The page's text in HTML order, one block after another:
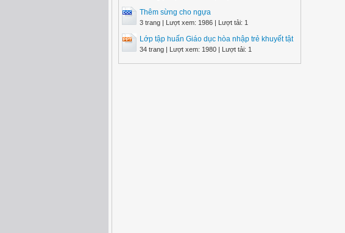
Thêm sừng cho ngựa
3 trang | Lượt xem: 1986 | Lượt tải: 1
Lớp tập huấn Giáo dục hòa nhập trẻ khuyết tật
34 trang | Lượt xem: 1980 | Lượt tải: 1